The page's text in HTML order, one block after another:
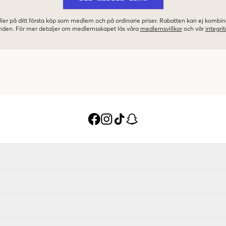
på ditt första köp som medlem och på ordinarie priser. Rabatten kan ej
För mer detaljer om medlemsskapet läs våra medlemsvillkor och vår